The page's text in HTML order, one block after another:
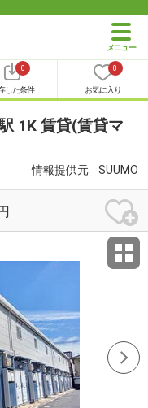
0
した条件
0
お気に入り
1K 賃貸(賃貸マ
情報提供元 SUUMO